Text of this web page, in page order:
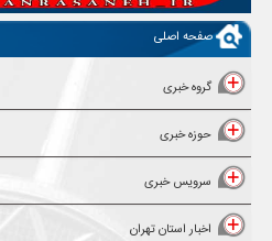
صفحه اصلی
گروه خبری
حوزه خبری
سرویس خبری
اخبار استان تهران